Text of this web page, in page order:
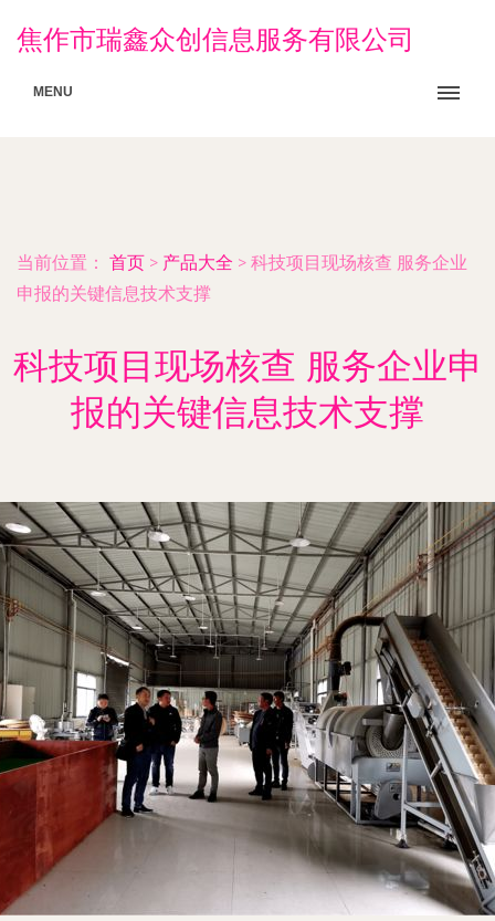
焦作市瑞鑫众创信息服务有限公司
MENU
当前位置： 首页 > 产品大全 > 科技项目现场核查 服务企业
申报的关键信息技术支撑
科技项目现场核查 服务企业申
报的关键信息技术支撑